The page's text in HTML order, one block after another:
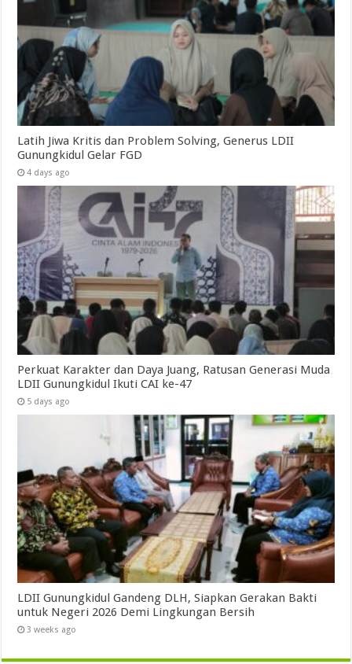
Latih Jiwa Kritis dan Problem Solving, Generus LDII
Gunungkidul Gelar FGD
4 days ago
Perkuat Karakter dan Daya Juang, Ratusan Generasi Muda
LDII Gunungkidul Ikuti CAI ke-47
5 days ago
LDII Gunungkidul Gandeng DLH, Siapkan Gerakan Bakti
untuk Negeri 2026 Demi Lingkungan Bersih
3 weeks ago